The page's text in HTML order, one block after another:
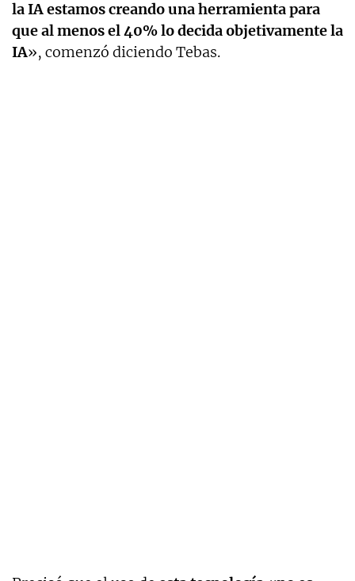
la IA estamos creando una herramienta para
que al menos el 40% lo decida objetivamente la
IA», comenzó diciendo Tebas.